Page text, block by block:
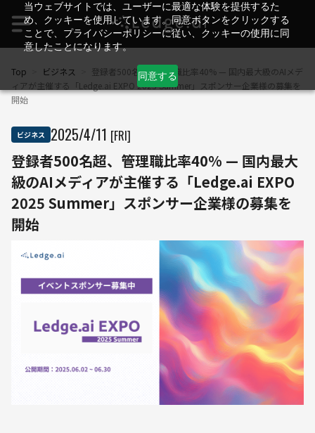
当ウェブサイトでは、ユーザーに最適な体験を提供するた
め、クッキーを使用しています。同意ボタンをクリックする
ことで、プライバシーポリシーに従い、クッキーの使用に同
意したことになります。
同意する
Top ビジネス
登録者500名超、管理職比率40% — 国内最大級のAIメデ
ィアが主催する「Ledge.ai EXPO 2025 Summer」スポンサー企業様の募集を
開始
ビジネス 2025/4/11 [FRI]
登録者500名超、管理職比率40% — 国内最大
級のAIメディアが主催する「Ledge.ai EXPO
2025 Summer」スポンサー企業様の募集を
開始